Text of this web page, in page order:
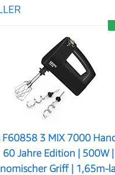
F60858 3 MIX 7000
60 Jahre Edition | 500W |
Griff | 1,65m-